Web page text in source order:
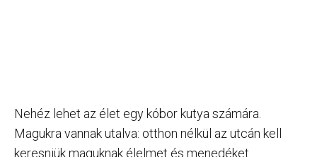
Nehéz lehet az élet egy kóbor kutya számára.
Magukra vannak utalva: otthon nélkül az utcán kell
keresniük maguknak élelmet és menedéket.